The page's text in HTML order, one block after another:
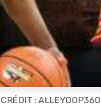
CRÉDIT : ALLEYOOP360